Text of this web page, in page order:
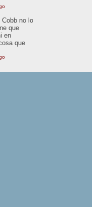
no lo
que
en
que